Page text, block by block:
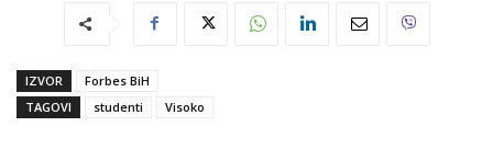
IZVOR
Forbes BiH
TAGOVI
studenti Visoko